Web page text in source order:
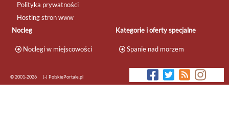
Polityka prywatności
Hosting stron www
Nocleg
Noclegi w miejscowości
Kategorie i oferty specjalne
Spanie nad morzem
© 2001-2026 (-) PolskiePortale.pl